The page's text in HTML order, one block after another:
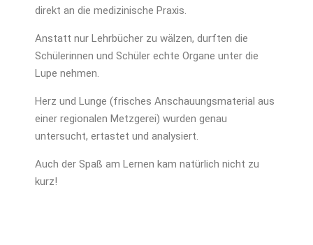
direkt an die medizinische Praxis.
Anstatt nur Lehrbücher zu wälzen, durften die
Schülerinnen und Schüler echte Organe unter die
Lupe nehmen.
Herz und Lunge (frisches Anschauungsmaterial aus
einer regionalen Metzgerei) wurden genau
untersucht, ertastet und analysiert.
Auch der Spaß am Lernen kam natürlich nicht zu
kurz!